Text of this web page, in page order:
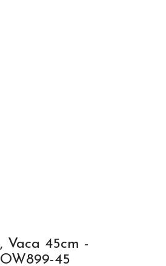
Vaca 45cm -
45